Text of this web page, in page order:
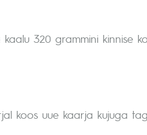
320 grammini kinnise
koos uue kaarja kujuga